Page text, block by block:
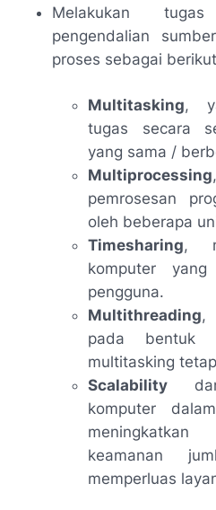
Melakukan
pengendalian
proses sebagai
Multitasking,
tugas secara
yang sama /
Multiprocessing
pemrosesan
oleh beberapa
Timesharing,
komputer
pengguna.
Multithreading,
pada bentuk
multitasking
Scalability
komputer
keamanan
memperluas